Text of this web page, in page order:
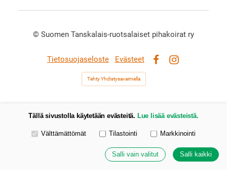
© Suomen Tanskalais-ruotsalaiset pihakoirat ry
Tietosuojaseloste
Evästeet
Tehty Yhdistysavaimella
Tällä sivustolla käytetään evästeitä. Lue lisää evästeistä.
Valitse käytettävät evästeet
Välttämättömät Tilastointi Markkinointi
Salli vain valitut Salli kaikki